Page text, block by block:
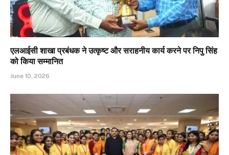
एलआईसी शाखा प्रबंधक ने उत्कृष्ट और सराहनीय कार्य करने पर निपु सिंह
को किया सम्मानित
June 10, 2026